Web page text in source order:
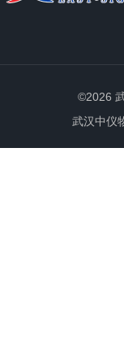
©2026
武汉中仪